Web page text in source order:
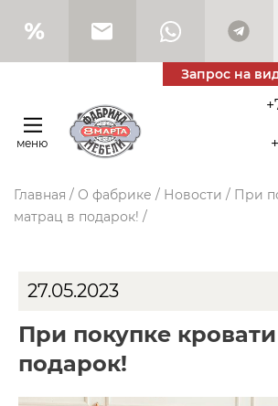
Запрос на
меню
Главная / О фабрике / Новости / При
матрац в подарок! /
27.05.2023
При покупке
подарок!